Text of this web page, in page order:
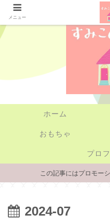
ホーム
おもちゃ
プロ
この記事にはプロモー
2024-07
メニュー